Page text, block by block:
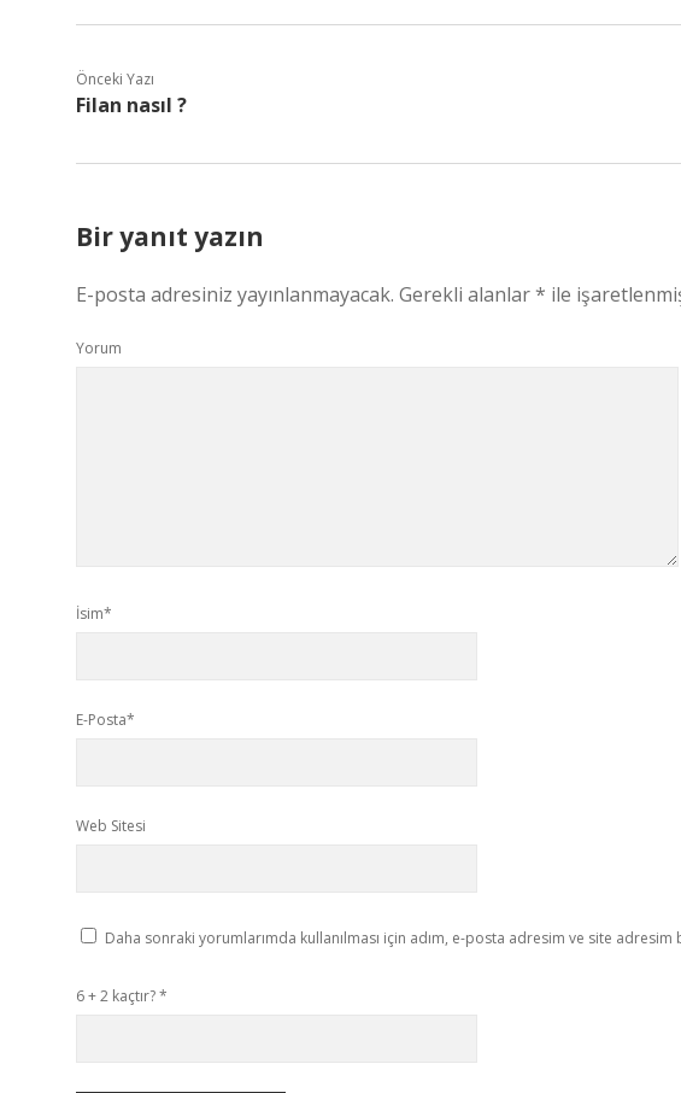
Önceki Yazı
Filan nasıl ?
Bir yanıt yazın
E-posta adresiniz yayınlanmayacak. Gerekli alanlar* ile
Yorum
İsim*
E-Posta*
Web Sitesi
Daha sonraki yorumlarımda kullanılması için adım, e-posta adresim ve site adresim
6 + 2 kaçtır?*